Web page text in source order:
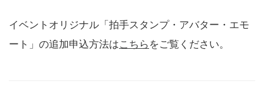
イベントオリジナル「拍手スタンプ・アバター・エモ
ート」の追加申込方法はこちら をご覧ください。